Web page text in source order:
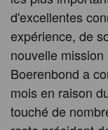
d'excellentes
expérience, de
nouvelle
Boerenbond a
mois en raison
touché de